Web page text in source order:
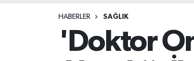
HABERLER SAĞLIK
'Doktor